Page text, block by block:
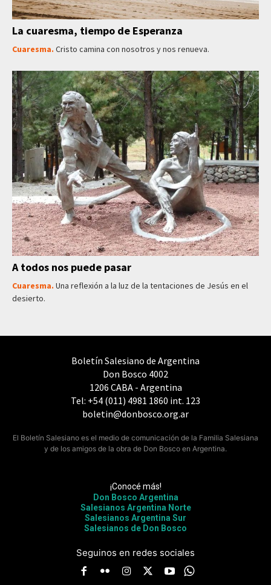
La cuaresma, tiempo de Esperanza
Cuaresma. Cristo camina con nosotros y nos renueva.
A todos nos puede pasar
Cuaresma. Una reflexión a la luz de la tentaciones de Jesús en el
desierto.
Boletín Salesiano de Argentina
Don Bosco 4002
1206 CABA - Argentina
Tel: +54 (011) 4981 1860 int. 123
boletin@donbosco.org.ar
El Boletín Salesiano es el medio de comunicación de la Familia Salesiana
y de los amigos de la obra de Don Bosco en Argentina.
¡Conocé más!
Don Bosco Argentina
Salesianos Argentina Norte
Salesianos Argentina Sur
Salesianos de Don Bosco
Seguinos en redes sociales